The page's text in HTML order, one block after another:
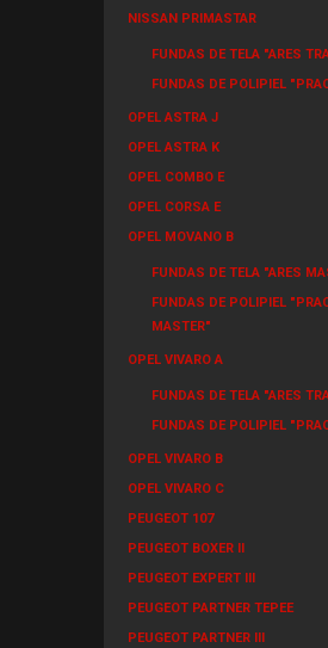
NISSAN PRIMASTAR
FUNDAS DE TELA "ARES
FUNDAS DE POLIPIEL
OPEL ASTRA J
OPEL ASTRA K
OPEL COMBO E
OPEL CORSA E
OPEL MOVANO B
FUNDAS DE TELA "ARES
FUNDAS DE POLIPIEL
MASTER"
OPEL VIVARO A
FUNDAS DE TELA "ARES
FUNDAS DE POLIPIEL
OPEL VIVARO B
OPEL VIVARO C
PEUGEOT 107
PEUGEOT BOXER II
PEUGEOT EXPERT III
PEUGEOT PARTNER TEPEE
PEUGEOT PARTNER III